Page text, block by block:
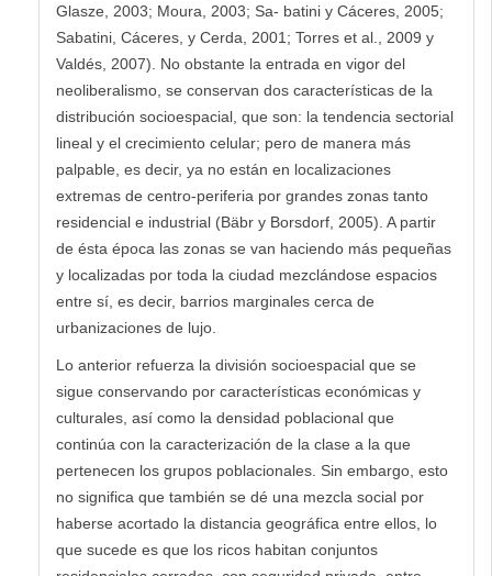
Glasze, 2003; Moura, 2003; Sa- batini y Cáceres, 2005;
Sabatini, Cáceres, y Cerda, 2001; Torres et al., 2009 y
Valdés, 2007). No obstante la entrada en vigor del
neoliberalismo, se conservan dos características de la
distribución socioespacial, que son: la tendencia sectorial
lineal y el crecimiento celular; pero de manera más
palpable, es decir, ya no están en localizaciones
extremas de centro-periferia por grandes zonas tanto
residencial e industrial (Bäbr y Borsdorf, 2005). A partir
de ésta época las zonas se van haciendo más pequeñas
y localizadas por toda la ciudad mezclándose espacios
entre sí, es decir, barrios marginales cerca de
urbanizaciones de lujo.
Lo anterior refuerza la división socioespacial que se
sigue conservando por características económicas y
culturales, así como la densidad poblacional que
continúa con la caracterización de la clase a la que
pertenecen los grupos poblacionales. Sin embargo, esto
no significa que también se dé una mezcla social por
haberse acortado la distancia geográfica entre ellos, lo
que sucede es que los ricos habitan conjuntos